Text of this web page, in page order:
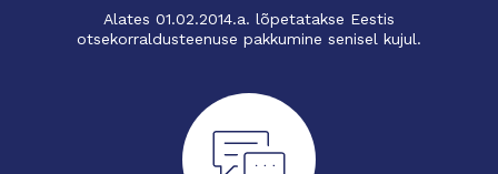
Alates 01.02.2014.a. lõpetatakse Eestis
otsekorraldusteenuse pakkumine senisel kujul.